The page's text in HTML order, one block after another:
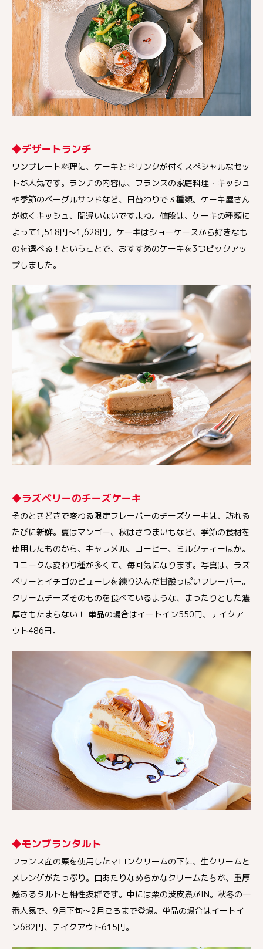
◆デザートランチ
ワンプレート料理に、ケーキとドリンクが付くスペシャルなセッ
トが人気です。ランチの内容は、フランスの家庭料理・キッシュ
や季節のベーグルサンドなど、日替わりで３種類。ケーキ屋さん
が焼くキッシュ、間違いないですよね。値段は、ケーキの種類に
よって1,518円〜1,628円。ケーキはショーケースから好きなも
のを選べる！ということで、おすすめのケーキを3つピックアッ
プしました。
◆ラズベリーのチーズケーキ
そのときどきで変わる限定フレーバーのチーズケーキは、訪れる
たびに新鮮。夏はマンゴー、秋はさつまいもなど、季節の食材を
使用したものから、キャラメル、コーヒー、ミルクティーほか。
ユニークな変わり種が多くて、毎回気になります。写真は、ラズ
ベリーとイチゴのピューレを練り込んだ甘酸っぱいフレーバー。
クリームチーズそのものを食べているような、まったりとした濃
厚さもたまらない！ 単品の場合はイートイン550円、テイクア
ウト486円。
◆モンブランタルト
フランス産の栗を使用したマロンクリームの下に、生クリームと
メレンゲがたっぷり。口あたりなめらかなクリームたちが、重厚
感あるタルトと相性抜群です。中には栗の渋皮煮がIN。秋冬の一
番人気で、9月下旬〜2月ごろまで登場。単品の場合はイートイ
ン682円、テイクアウト615円。